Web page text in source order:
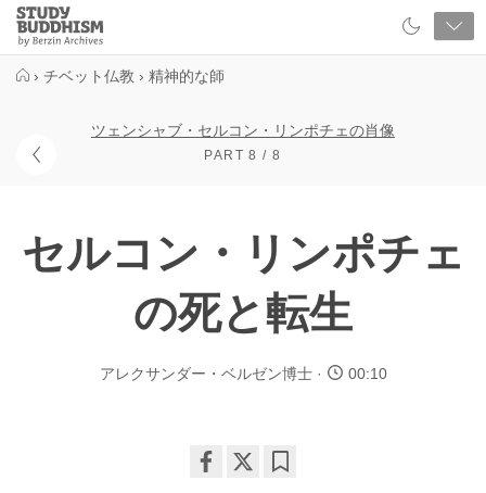
Close
Study
Buddhism
› チベット仏教 › 精神的な師
ツェンシャブ・セルコン・リンポチェの肖像
PART 8 / 8
セルコン・リンポチェ
の死と転生
アレクサンダー・ベルゼン博士 00:10